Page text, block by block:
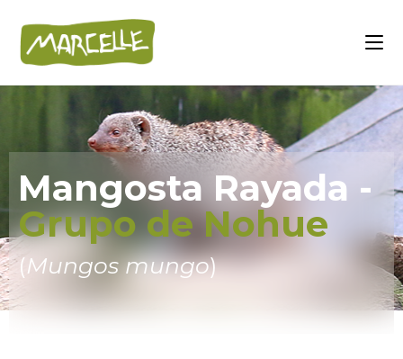
Mangosta Rayada -
Grupo de Nohue
(Mungos mungo)